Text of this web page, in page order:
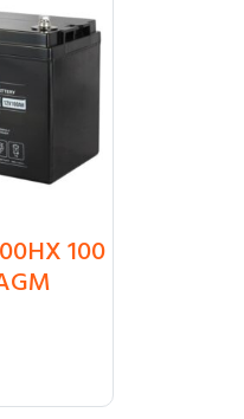
100